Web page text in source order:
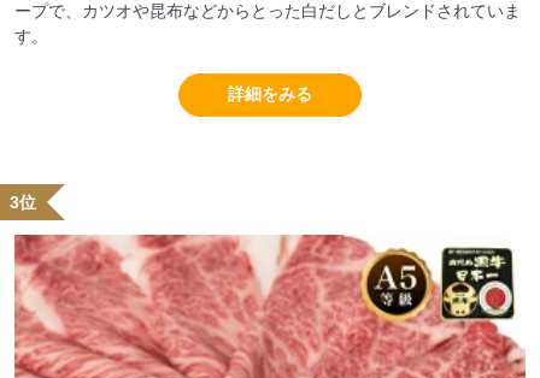
ープで、カツオや昆布などからとった白だしとブレンドされていま
す。
詳細をみる
3位